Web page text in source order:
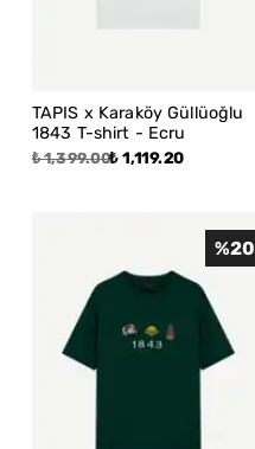
TAPIS x Karaköy Güllüoğlu
1843 T-shirt - Ecru
₺ 1,399.00₺ 1,119.20
%20